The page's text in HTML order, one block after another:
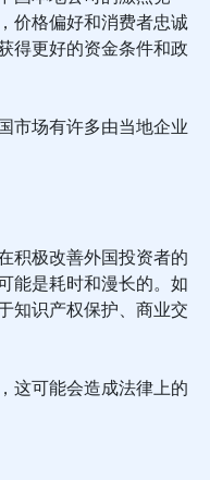
价格偏好和消费者忠诚
得更好的资金条件和政
市场有许多由当地企业
积极改善外国投资者的
能是耗时和漫长的。如
知识产权保护、商业交
这可能会造成法律上的